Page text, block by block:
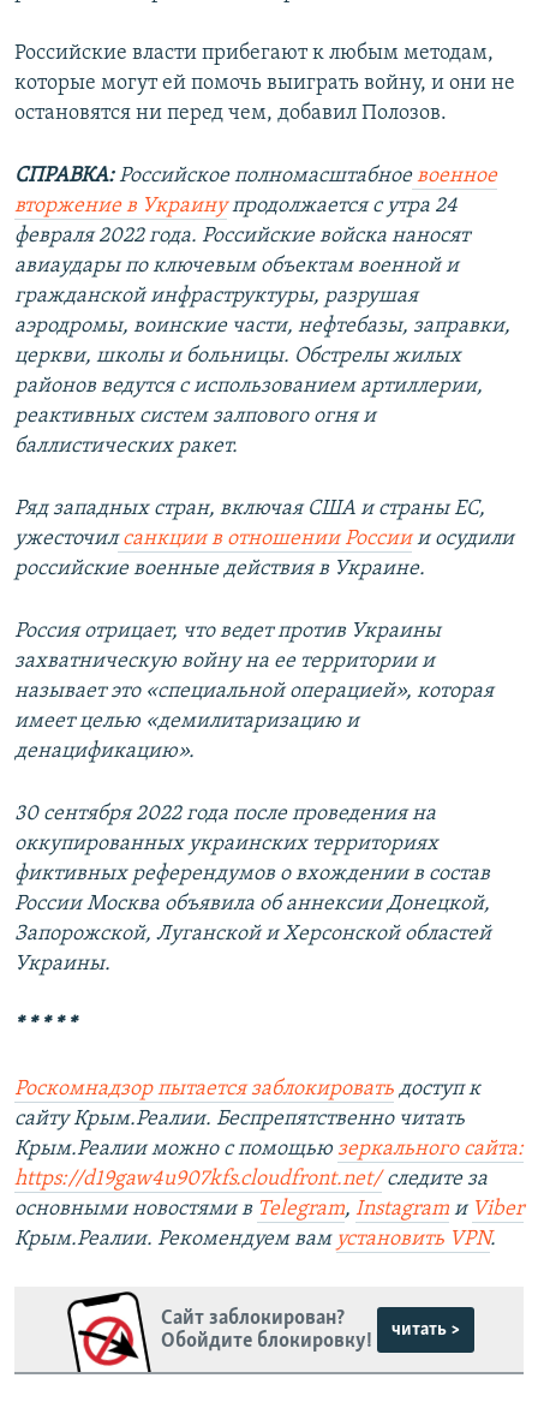
Российские власти прибегают к любым методам,
которые могут ей помочь выиграть войну, и они не
остановятся ни перед чем, добавил Полозов.
СПРАВКА:Российское полномасштабноевоенное
вторжение в Украинупродолжается с утра 24
февраля 2022 года. Российские войска наносят
авиаудары по ключевым объектам военной и
гражданской инфраструктуры, разрушая
аэродромы, воинские части, нефтебазы, заправки,
церкви, школы и больницы. Обстрелы жилых
районов ведутся с использованием артиллерии,
реактивных систем залпового огня и
баллистических ракет.
Ряд западных стран, включая США и страны ЕС,
ужесточилсанкции в отношении Россиии осудили
российские военные действия в Украине.
Россия отрицает, что ведет против Украины
захватническую войну на ее территории и
называет это «специальной операцией», которая
имеет целью «демилитаризацию и
денацификацию».
30 сентября 2022 года после проведения на
оккупированных украинских территориях
фиктивных референдумов о вхождении в состав
России Москва объявила об аннексии Донецкой,
Запорожской, Луганской и Херсонской областей
Украины.
* * * * *
Роскомнадзор пытается заблокировать доступ к
сайту Крым.Реалии. Беспрепятственно читать
Крым.Реалии можно с помощью зеркального сайта:
https://d19gaw4u907kfs.cloudfront.net/следите за
основными новостями в Telegram, Instagram и Viber
Крым.Реалии. Рекомендуем вам установить VPN.
Сайт заблокирован?
Обойдите блокировку!
читать >